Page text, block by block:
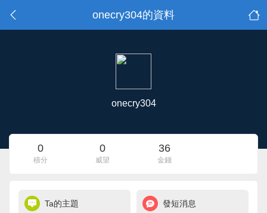
onecry304的資料
onecry304
0
積分
0
威望
36
金錢
Ta的主題 發短消息